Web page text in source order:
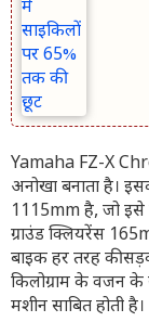
Yamaha FZ-X
अनोखा बनाता है।
1115mm है, जो इसे
ग्राउंड क्लियरेंस
बाइक हर तरह की
किलोग्राम के वजन
मशीन साबित होती है।